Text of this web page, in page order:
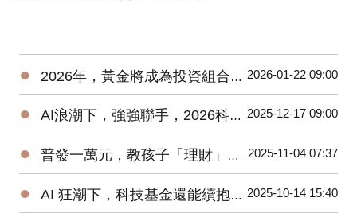
● 2026年，黃金將成為投資組合的核心資產之一？ 2026-01-22 09:00
● AI浪潮下，強強聯手，2026科技基金請抱緊，抱好？！ 2025-12-17 09:00
● 普發一萬元，教孩子「理財」與「詐騙」最佳時刻 2025-11-04 07:37
● AI 狂潮下，科技基金還能續抱、續扣嗎？ 2025-10-14 15:40